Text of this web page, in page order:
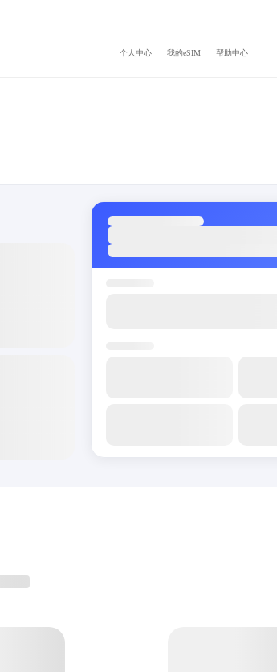
个人中心 我的eSIM 帮助中心